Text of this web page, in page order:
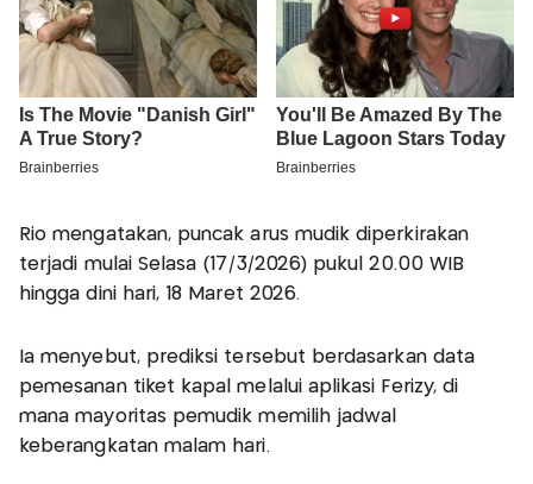
Rio mengatakan, puncak arus mudik diperkirakan
terjadi mulai Selasa (17/3/2026) pukul 20.00 WIB
hingga dini hari, 18 Maret 2026.
Ia menyebut, prediksi tersebut berdasarkan data
pemesanan tiket kapal melalui aplikasi Ferizy, di
mana mayoritas pemudik memilih jadwal
keberangkatan malam hari.